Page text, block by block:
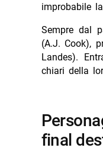
improbabile
Sempre dal
(A.J. Cook),
Landes).
chiari della
personaggi con maggiore probabilità di ritorno in
final